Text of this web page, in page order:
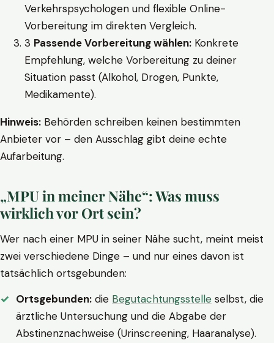
Verkehrspsychologen und flexible Online-
Vorbereitung im direkten Vergleich.
3 Passende Vorbereitung wählen: Konkrete
Empfehlung, welche Vorbereitung zu deiner
Situation passt (Alkohol, Drogen, Punkte,
Medikamente).
Hinweis: Behörden schreiben keinen bestimmten
Anbieter vor – den Ausschlag gibt deine echte
Aufarbeitung.
„MPU in meiner Nähe“: Was muss
wirklich vor Ort sein?
Wer nach einer MPU in seiner Nähe sucht, meint meist
zwei verschiedene Dinge – und nur eines davon ist
tatsächlich ortsgebunden:
Ortsgebunden: die Begutachtungsstelle selbst, die
ärztliche Untersuchung und die Abgabe der
Abstinenznachweise (Urinscreening, Haaranalyse).